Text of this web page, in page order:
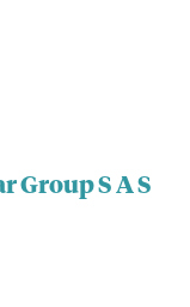
Group S A S